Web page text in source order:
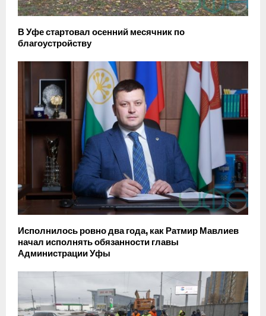
В Уфе стартовал осенний месячник по
благоустройству
Исполнилось ровно два года, как Ратмир Мавлиев
начал исполнять обязанности главы
Администрации Уфы